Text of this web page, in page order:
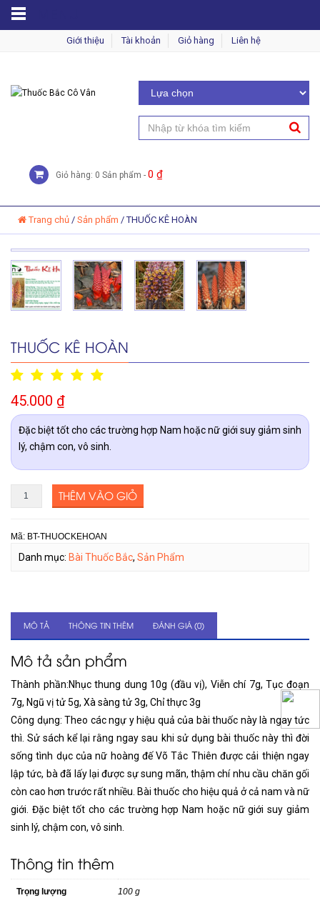
Giới thiệu Tài khoản Giỏ hàng Liên hệ
Giỏ hàng: 0 Sản phẩm - 0 ₫
Trang chủ / Sản phẩm /THUỐC KÊ HOÀN
THUỐC KÊ HOÀN
45.000 ₫
Đặc biệt tốt cho các trường hợp Nam hoặc nữ giới suy giảm sinh
lý, chậm con, vô sinh.
THÊM VÀO GIỎ
Mã: BT-THUOCKEHOAN
Danh mục: Bài Thuốc Bắc, Sản Phẩm
MÔ TẢ THÔNG TIN THÊM ĐÁNH GIÁ (0)
Mô tả sản phẩm
Thành phần:Nhục thung dung 10g (đầu vị), Viễn chí 7g, Tục đoạn
7g, Ngũ vị tử 5g, Xà sàng tử 3g, Chỉ thực 3g
Công dụng: Theo các ngự y hiệu quả của bài thuốc này là ngay tức
thì. Sử sách kể lại rằng ngay sau khi sử dụng bài thuốc này thì đời
sống tình dục của nữ hoàng đế Võ Tắc Thiên được cải thiện ngay
lập tức, bà đã lấy lại được sự sung mãn, thậm chí nhu cầu chăn gối
còn cao hơn trước rất nhiều. Bài thuốc cho hiệu quả ở cả nam và nữ
giới. Đặc biệt tốt cho các trường hợp Nam hoặc nữ giới suy giảm
sinh lý, chậm con, vô sinh.
Thông tin thêm
Trọng lượng 100 g